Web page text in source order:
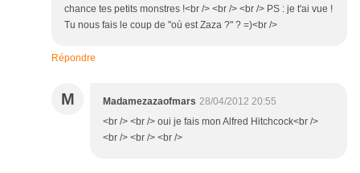
chance tes petits monstres !<br /> <br /> <br /> PS : je t'ai vue !
Tu nous fais le coup de "où est Zaza ?" ? =)<br />
Répondre
M Madamezazaofmars 28/04/2012 20:55
<br /> <br /> oui je fais mon Alfred Hitchcock<br />
<br /> <br /> <br />